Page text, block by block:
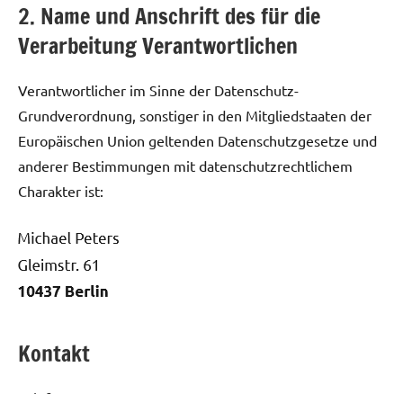
2. Name und Anschrift des für die
Verarbeitung Verantwortlichen
Verantwortlicher im Sinne der Datenschutz-
Grundverordnung, sonstiger in den Mitgliedstaaten der
Europäischen Union geltenden Datenschutzgesetze und
anderer Bestimmungen mit datenschutzrechtlichem
Charakter ist:
Kontakt